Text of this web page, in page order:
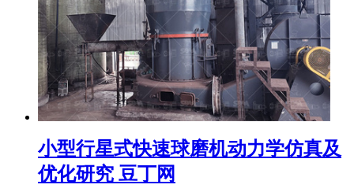
小型行星式快速球磨机动力学仿真及
优化研究 豆丁网